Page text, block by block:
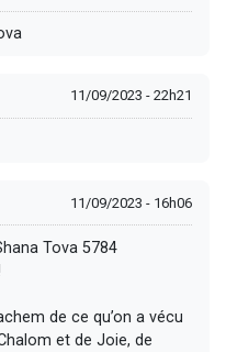
11/09/2023 - 22h21
11/09/2023 - 16h06
Tova 5784
de ce qu’on a vécu
et de Joie, de